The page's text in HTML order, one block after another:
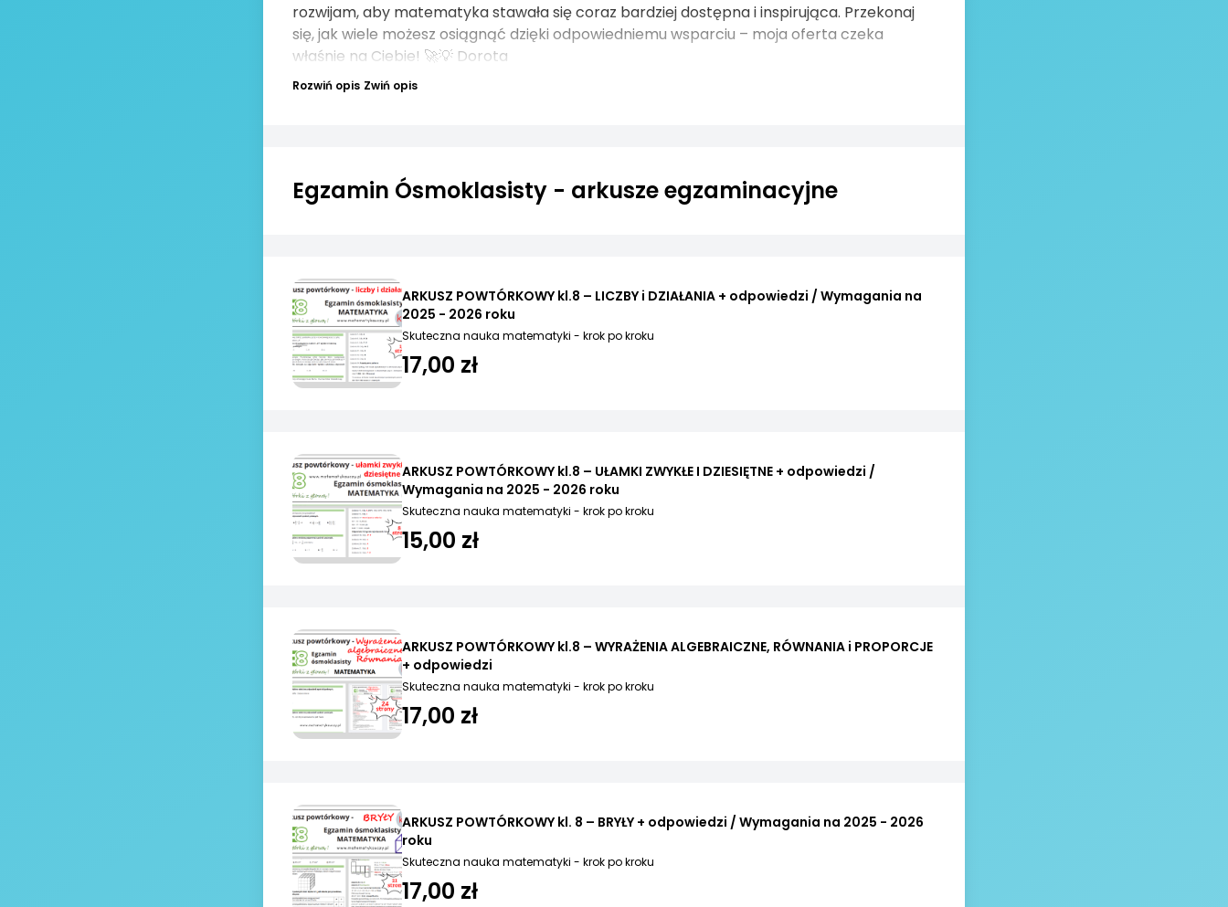
rozwijam, aby matematyka stawała się coraz bardziej dostępna i inspirująca. Przekonaj
się, jak wiele możesz osiągnąć dzięki odpowiedniemu wsparciu – moja oferta czeka
właśnie na Ciebie! 🚀💡 Dorota
Rozwiń opis Zwiń opis
Egzamin Ósmoklasisty - arkusze egzaminacyjne
ARKUSZ POWTÓRKOWY kl.8 – LICZBY i DZIAŁANIA + odpowiedzi / Wymagania na
2025 - 2026 roku
Skuteczna nauka matematyki - krok po kroku
17,00 zł
ARKUSZ POWTÓRKOWY kl.8 – UŁAMKI ZWYKŁE I DZIESIĘTNE + odpowiedzi /
Wymagania na 2025 - 2026 roku
Skuteczna nauka matematyki - krok po kroku
15,00 zł
ARKUSZ POWTÓRKOWY kl.8 – WYRAŻENIA ALGEBRAICZNE, RÓWNANIA i PROPORCJE
+ odpowiedzi
Skuteczna nauka matematyki - krok po kroku
17,00 zł
ARKUSZ POWTÓRKOWY kl. 8 – BRYŁY + odpowiedzi / Wymagania na 2025 - 2026
roku
Skuteczna nauka matematyki - krok po kroku
17,00 zł